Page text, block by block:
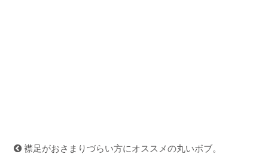
襟足がおさまりづらい方にオススメの丸いボブ。